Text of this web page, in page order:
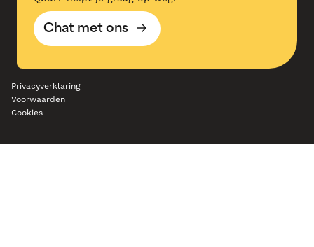
Chat met ons
Privacyverklaring
Voorwaarden
Cookies